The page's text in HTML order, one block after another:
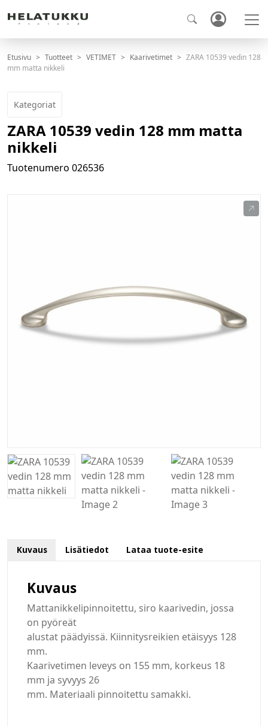
Etusivu Tuotteet VETIMET Kaarivetimet
ZARA 10539 vedin 128
mm matta nikkeli
Kategoriat
ZARA 10539 vedin 128 mm matta
nikkeli
Tuotenumero 026536
Kuvaus Lisätiedot Lataa tuote-esite
Kuvaus
Mattanikkelipinnoitettu, siro kaarivedin, jossa
on pyöreät
alustat päädyissä. Kiinnitysreikien etäisyys 128
mm.
Kaarivetimen leveys on 155 mm, korkeus 18
mm ja syvyys 26
mm. Materiaali pinnoitettu samakki.